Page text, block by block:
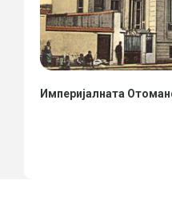
Империјалната